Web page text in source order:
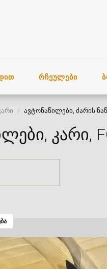
ᲠᲩᲔᲣᲚᲔᲑᲘ
ავტონაწილები, ძარის
კარი,